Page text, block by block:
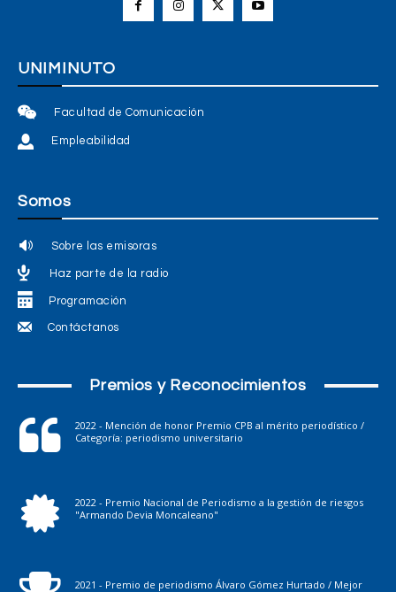
UNIMINUTO
Facultad de Comunicación
Empleabilidad
Somos
Sobre las emisoras
Haz parte de la radio
Programación
Contáctanos
Premios y Reconocimientos
2022 - Mención de honor Premio CPB al mérito periodístico /
Categoría: periodismo universitario
2022 - Premio Nacional de Periodismo a la gestión de riesgos
"Armando Devia Moncaleano"
2021 - Premio de periodismo Álvaro Gómez Hurtado / Mejor